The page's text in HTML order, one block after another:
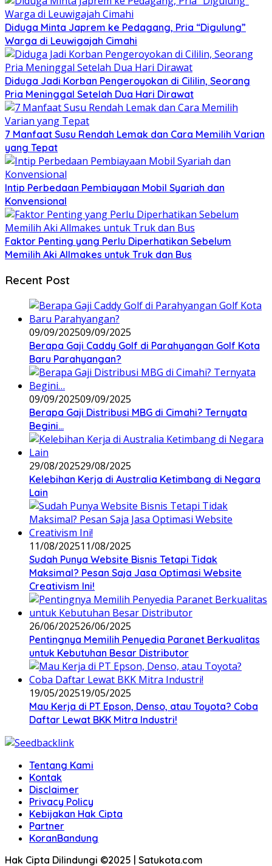
Diduga Minta Japrem ke Pedagang, Pria “Digulung”
Warga di Leuwigajah Cimahi
Diduga Jadi Korban Pengeroyokan di Cililin, Seorang
Pria Meninggal Setelah Dua Hari Dirawat
7 Manfaat Susu Rendah Lemak dan Cara Memilih Varian
yang Tepat
Intip Perbedaan Pembiayaan Mobil Syariah dan
Konvensional
Faktor Penting yang Perlu Diperhatikan Sebelum
Memilih Aki Allmakes untuk Truk dan Bus
Recent Post
09/09/202509/09/2025
Berapa Gaji Caddy Golf di Parahyangan Golf Kota
Baru Parahyangan?
09/09/202509/09/2025
Berapa Gaji Distribusi MBG di Cimahi? Ternyata
Begini…
29/08/202529/08/2025
Kelebihan Kerja di Australia Ketimbang di Negara
Lain
11/08/202511/08/2025
Sudah Punya Website Bisnis Tetapi Tidak
Maksimal? Pesan Saja Jasa Optimasi Website
Creativism Ini!
26/06/202526/06/2025
Pentingnya Memilih Penyedia Paranet Berkualitas
untuk Kebutuhan Besar Distributor
19/05/202519/05/2025
Mau Kerja di PT Epson, Denso, atau Toyota? Coba
Daftar Lewat BKK Mitra Industri!
Tentang Kami
Kontak
Disclaimer
Privacy Policy
Kebijakan Hak Cipta
Partner
KoranBandung
Hak Cipta Dilindungi ©2025 | Satukota.com